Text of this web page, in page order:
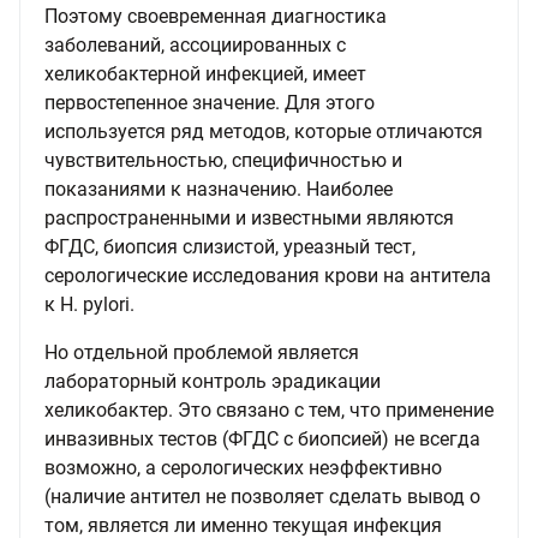
Поэтому своевременная диагностика
заболеваний, ассоциированных с
хеликобактерной инфекцией, имеет
первостепенное значение. Для этого
используется ряд методов, которые отличаются
чувствительностью, специфичностью и
показаниями к назначению. Наиболее
распространенными и известными являются
ФГДС, биопсия слизистой, уреазный тест,
серологические исследования крови на антитела
к H. pylori.
Но отдельной проблемой является
лабораторный контроль эрадикации
хеликобактер. Это связано с тем, что применение
инвазивных тестов (ФГДС с биопсией) не всегда
возможно, а серологических неэффективно
(наличие антител не позволяет сделать вывод о
том, является ли именно текущая инфекция